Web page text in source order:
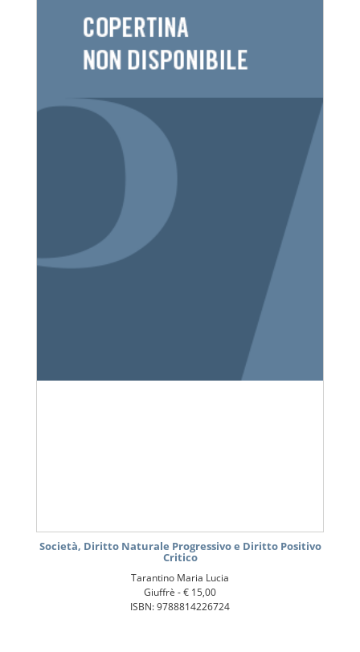
Società, Diritto Naturale Progressivo e Diritto Positivo
Critico
Tarantino Maria Lucia
Giuffrè -€ 15,00
ISBN: 9788814226724